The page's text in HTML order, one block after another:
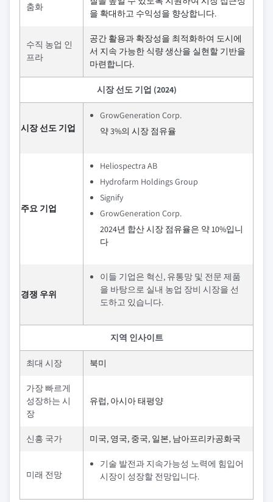
춤화
을 확대하고 수익성을 향상합니다.
수직 농업 인
프라
공간 활용과 확장성을 최적화하여 도시에
서 지속 가능한 식량 생산을 실현할 기반을
마련합니다.
시장 선도 기업 (2024)
시장 선도 기업
GrowGeneration Corp.
약 3%의 시장 점유율
주요 기업
Heliospectra AB
Hydrofarm Holdings Group
Signify
GrowGeneration Corp.
2024년 합산 시장 점유율은 약 10%입니
다
경쟁 우위
이들 기업은 혁신, 유통망 및 전문 제품
을 바탕으로 실내 농업 장비 시장을 선
도하고 있습니다.
지역 인사이트
최대 시장 북미
가장 빠르게
성장하는 시
장
유럽, 아시아 태평양
신흥 국가 미국, 영국, 중국, 일본, 남아프리카공화국
미래 전망
기술 발전과 지속가능성 노력에 힘입어
시장이 성장할 전망입니다.